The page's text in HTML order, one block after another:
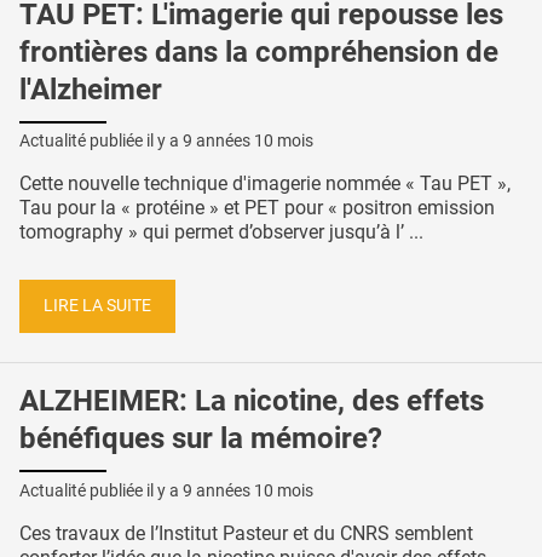
TAU PET: L'imagerie qui repousse les
frontières dans la compréhension de
l'Alzheimer
Actualité publiée il y a 9 années 10 mois
Cette nouvelle technique d'imagerie nommée « Tau PET »,
Tau pour la « protéine » et PET pour « positron emission
tomography » qui permet d’observer jusqu’à l’ ...
LIRE LA SUITE
ALZHEIMER: La nicotine, des effets
bénéfiques sur la mémoire?
Actualité publiée il y a 9 années 10 mois
Ces travaux de l’Institut Pasteur et du CNRS semblent